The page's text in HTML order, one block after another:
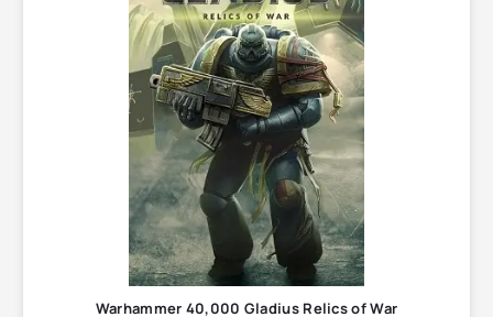
Warhammer 40,000 Gladius Relics of War